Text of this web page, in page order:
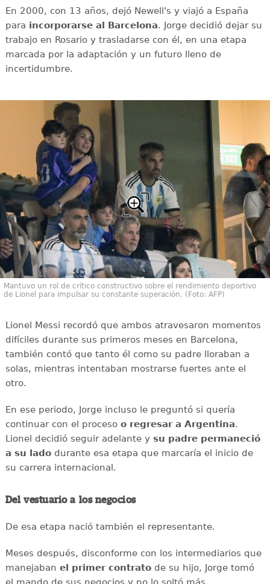
En 2000, con 13 años, dejó Newell's y viajó a España
para incorporarse al Barcelona. Jorge decidió dejar su
trabajo en Rosario y trasladarse con él, en una etapa
marcada por la adaptación y un futuro lleno de
incertidumbre.
Mantuvo un rol de crítico constructivo sobre el rendimiento deportivo
de Lionel para impulsar su constante superación. (Foto: AFP)
Lionel Messi recordó que ambos atravesaron momentos
difíciles durante sus primeros meses en Barcelona,
también contó que tanto él como su padre lloraban a
solas, mientras intentaban mostrarse fuertes ante el
otro.
En ese periodo, Jorge incluso le preguntó si quería
continuar con el proceso o regresar a Argentina.
Lionel decidió seguir adelante y su padre permaneció
a su ladodurante esa etapa que marcaría el inicio de
su carrera internacional.
Del vestuario a los negocios
De esa etapa nació también el representante.
Meses después, disconforme con los intermediarios que
manejaban el primer contratode su hijo, Jorge tomó